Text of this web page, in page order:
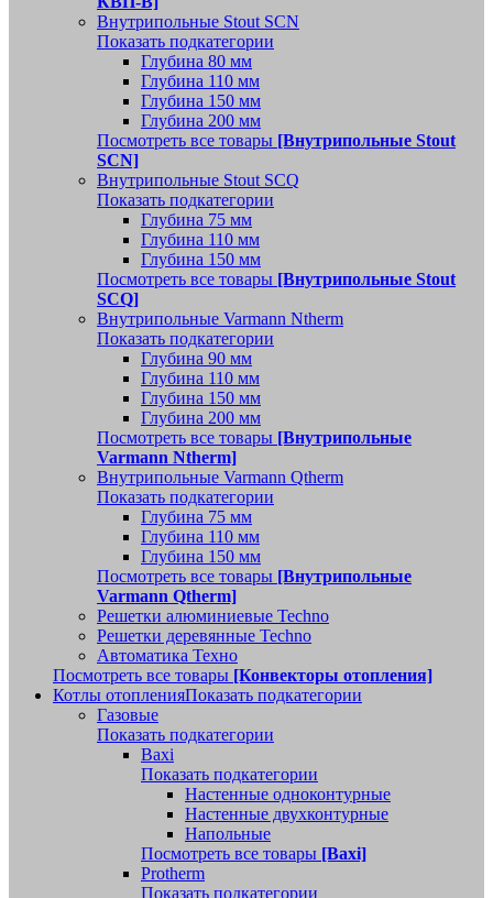
Внутрипольные Stout SCN
Показать подкатегории
Глубина 80 мм
Глубина 110 мм
Глубина 150 мм
Глубина 200 мм
Посмотреть все товары [Внутрипольные Stout
SCN]
Внутрипольные Stout SCQ
Показать подкатегории
Глубина 75 мм
Глубина 110 мм
Глубина 150 мм
Посмотреть все товары [Внутрипольные Stout
SCQ]
Внутрипольные Varmann Ntherm
Показать подкатегории
Глубина 90 мм
Глубина 110 мм
Глубина 150 мм
Глубина 200 мм
Посмотреть все товары [Внутрипольные
Varmann Ntherm]
Внутрипольные Varmann Qtherm
Показать подкатегории
Глубина 75 мм
Глубина 110 мм
Глубина 150 мм
Посмотреть все товары [Внутрипольные
Varmann Qtherm]
Решетки алюминиевые Techno
Решетки деревянные Techno
Автоматика Техно
Посмотреть все товары [Конвекторы отопления]
Котлы отопленияПоказать подкатегории
Газовые
Показать подкатегории
Baxi
Показать подкатегории
Настенные одноконтурные
Настенные двухконтурные
Напольные
Посмотреть все товары [Baxi]
Protherm
Показать подкатегории